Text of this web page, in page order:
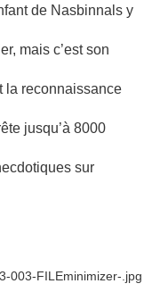
de Nasbinnals y
mais c’est son
la reconnaissance
jusqu’à 8000
sur